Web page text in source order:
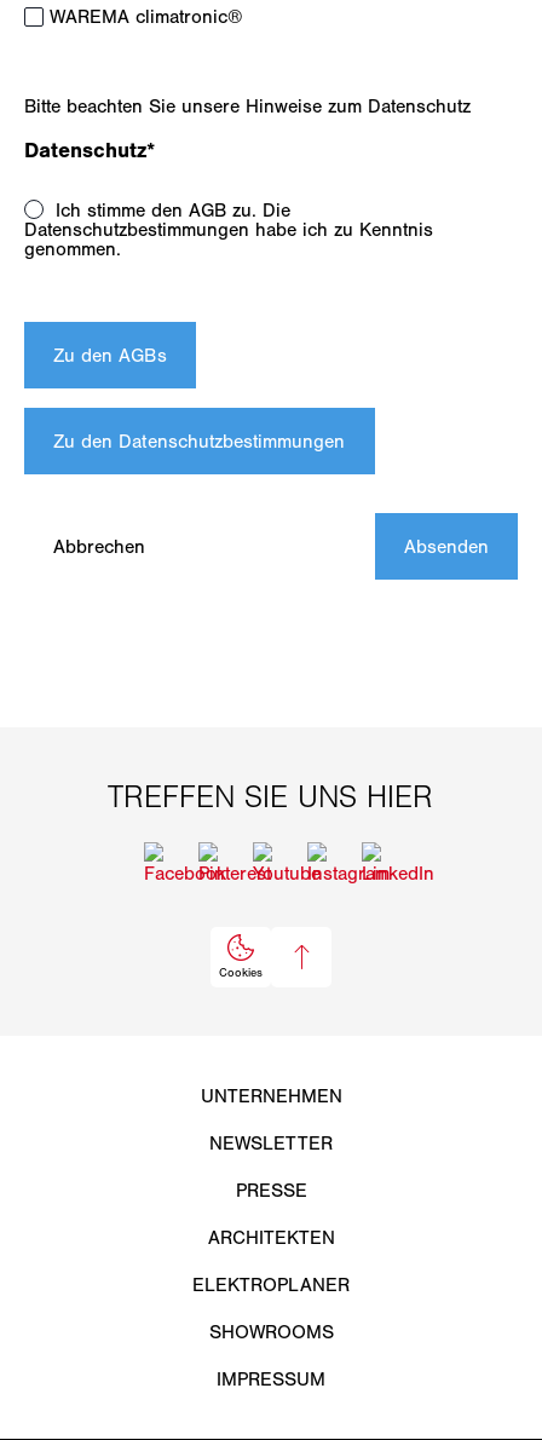
WAREMA climatronic®
Bitte beachten Sie unsere Hinweise zum Datenschutz
Datenschutz*
Datenschutzbestimmungen habe ich zu Kenntnis
genommen.
Zu den AGBs
Zu den Datenschutzbestimmungen
Abbrechen Absenden